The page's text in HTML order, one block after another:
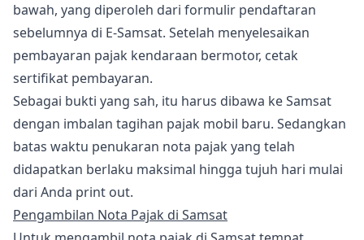
bawah, yang diperoleh dari formulir pendaftaran
sebelumnya di E-Samsat. Setelah menyelesaikan
pembayaran pajak kendaraan bermotor, cetak
sertifikat pembayaran.
Sebagai bukti yang sah, itu harus dibawa ke Samsat
dengan imbalan tagihan pajak mobil baru. Sedangkan
batas waktu penukaran nota pajak yang telah
didapatkan berlaku maksimal hingga tujuh hari mulai
dari Anda print out.
Pengambilan Nota Pajak di Samsat